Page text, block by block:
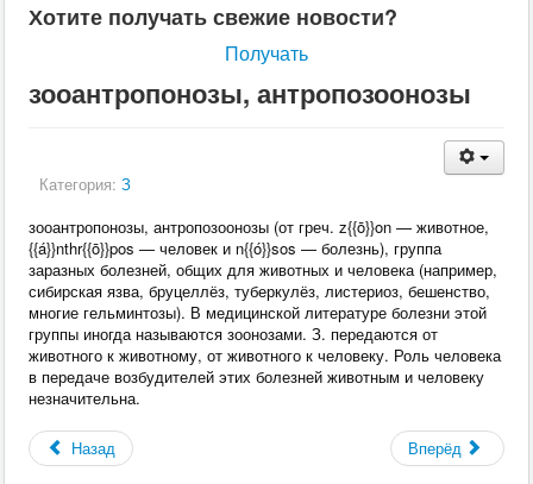
Хотите получать свежие новости?
Получать
зооантропонозы, антропозоонозы
Категория: З
зооантропонозы, антропозоонозы (от греч. z{{ō}}on — животное,
{{á}}nthr{{ō}}pos — человек и n{{ó}}sos — болезнь), группа
заразных болезней, общих для животных и человека (например,
сибирская язва, бруцеллёз, туберкулёз, листериоз, бешенство,
многие гельминтозы). В медицинской литературе болезни этой
группы иногда называются зоонозами. З. передаются от
животного к животному, от животного к человеку. Роль человека
в передаче возбудителей этих болезней животным и человеку
незначительна.
Назад Вперёд